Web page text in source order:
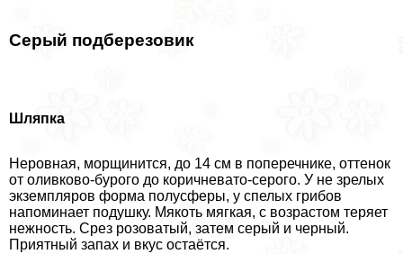
Серый подберезовик
Шляпка
Неровная, морщинится, до 14 см в поперечнике, оттенок
от оливково-бурого до коричневато-серого. У не зрелых
экземпляров форма полусферы, у спелых грибов
напоминает подушку. Мякоть мягкая, с возрастом теряет
нежность. Срез розоватый, затем серый и черный.
Приятный запах и вкус остаётся.